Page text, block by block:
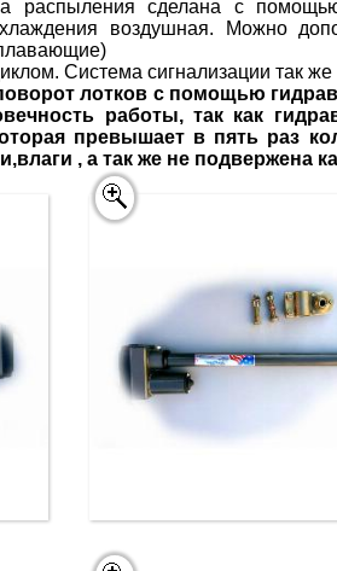
сделана с помощью
воздушная. Можно
Система сигнализации так же
лотков с помощью
работы, так как
превышает в пять раз
, а так же не подвержена